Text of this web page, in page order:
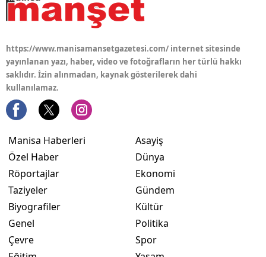
https://www.manisamansetgazetesi.com/ internet sitesinde
yayınlanan yazı, haber, video ve fotoğrafların her türlü hakkı
saklıdır. İzin alınmadan, kaynak gösterilerek dahi
kullanılamaz.
Manisa Haberleri
Özel Haber
Röportajlar
Taziyeler
Biyografiler
Genel
Çevre
Asayiş
Dünya
Ekonomi
Gündem
Kültür
Politika
Spor